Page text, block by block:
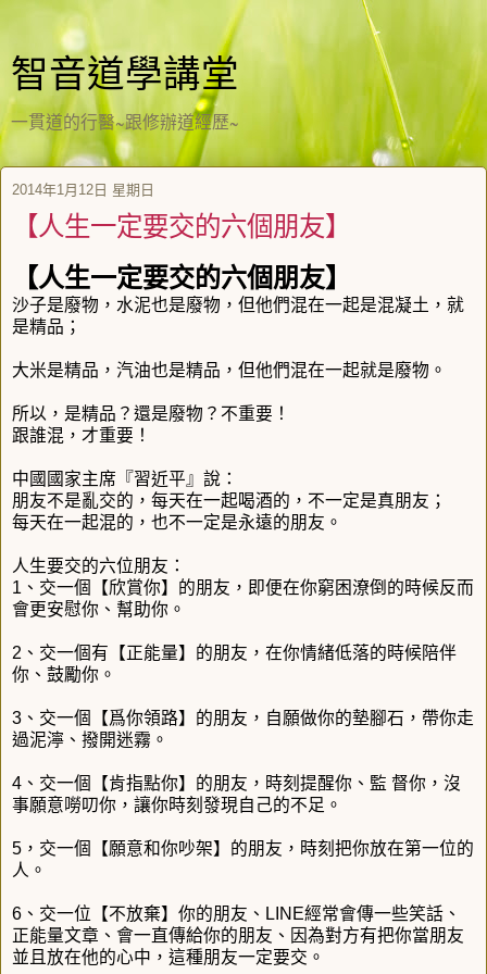
智音道學講堂
一貫道的行醫~跟修辦道經歷~
2014年1月12日 星期日
【人生一定要交的六個朋友】
【人生一定要交的六個朋友】
沙子是廢物，水泥也是廢物，但他們混在一起是混凝土，就
是精品；
大米是精品，汽油也是精品，但他們混在一起就是廢物。
所以，是精品？還是廢物？不重要！
跟誰混，才重要！
中國國家主席『習近平』說：
朋友不是亂交的，每天在一起喝酒的，不一定是真朋友；
每天在一起混的，也不一定是永遠的朋友。
人生要交的六位朋友：
1、交一個【欣賞你】的朋友，即便在你窮困潦倒的時候反而
會更安慰你、幫助你。
2、交一個有【正能量】的朋友，在你情緒低落的時候陪伴
你、鼓勵你。
3、交一個【爲你領路】的朋友，自願做你的墊腳石，帶你走
過泥濘、撥開迷霧。
4、交一個【肯指點你】的朋友，時刻提醒你、監 督你，沒
事願意嘮叨你，讓你時刻發現自己的不足。
5，交一個【願意和你吵架】的朋友，時刻把你放在第一位的
人。
6、交一位【不放棄】你的朋友、LINE經常會傳一些笑話、
正能量文章、會一直傳給你的朋友、因為對方有把你當朋友
並且放在他的心中，這種朋友一定要交。